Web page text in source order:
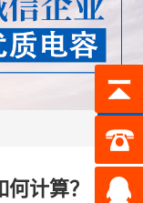
搜索
计算？